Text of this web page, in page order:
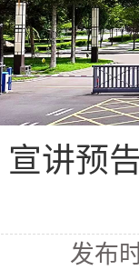
宣讲预
发布